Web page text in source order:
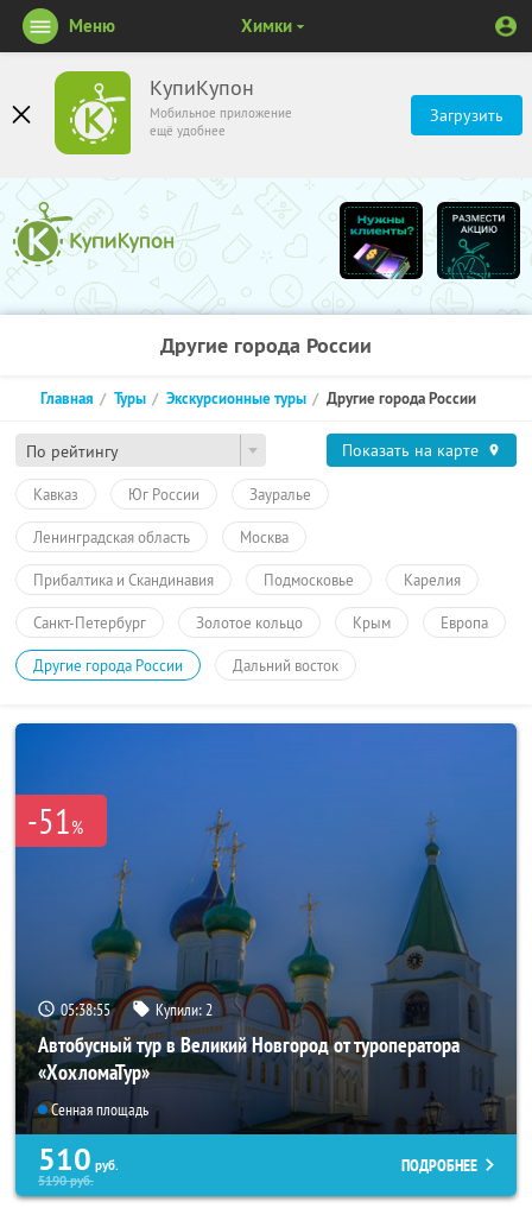
КупиКупон
Мобильное приложение
ещё удобнее
Загрузить
Меню Химки
Другие города России
По рейтингу
Главная Туры Экскурсионные туры Другие города России
Показать на карте
Кавказ Юг России Зауралье
Ленинградская область Москва
Прибалтика и Скандинавия Подмосковье Карелия
Санкт-Петербург Золотое кольцо Крым Европа
Другие города России Дальний восток
-51%
05:38:55 Купили: 2
Автобусный тур в Великий Новгород от туроператора
«ХохломаТур»
Сенная площадь
510 руб.
5190руб.
ПОДРОБНЕЕ